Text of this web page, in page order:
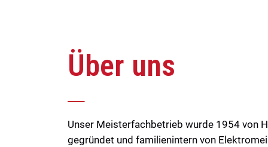
Über uns
Unser Meisterfachbetrieb wurde 1954 von
gegründet und familienintern von